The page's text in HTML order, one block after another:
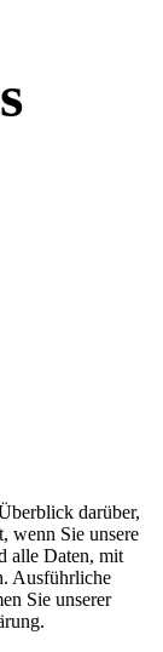
darüber,
wenn Sie unsere
alle Daten, mit
Ausführliche
Sie unserer